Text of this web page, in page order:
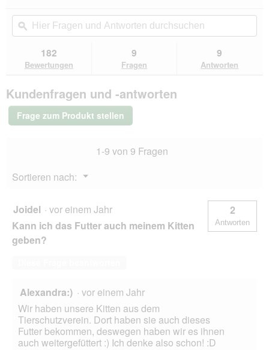
5
lesen
animonda
Protect
Nassfutter
Adult,
Aktion
navigierst
du
Bewertungen.
Hier
Fragen
und
Antworten
durchsuchen
ϙ
182
Bewertungen
9
Fragen
9
Antworten
Kundenfragen und -antworten
Frage zum Produkt stellen
1-9 von 9 Fragen
Sortieren nach:
▼
Menü
Joidel · vor einem Jahr
Kann ich das Futter auch meinem Kitten
geben?
2
Antworten
Alexandra:) · vor einem Jahr
Wir haben unsere Kitten aus dem
Tierschutzverein. Dort haben sie auch dieses
Futter bekommen, deswegen haben wir es ihnen
auch weitergefüttert :) Ich denke also schon! :D